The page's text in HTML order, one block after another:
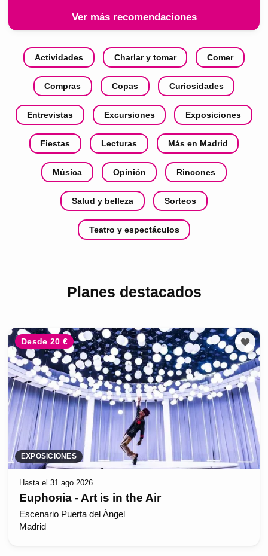
Ver más recomendaciones
Actividades Charlar y tomar Comer
Compras Copas Curiosidades
Entrevistas Excursiones Exposiciones
Fiestas Lecturas Más en Madrid
Música Opinión Rincones
Salud y belleza Sorteos
Teatro y espectáculos
Planes destacados
Desde 20 €
EXPOSICIONES
Hasta el 31 ago 2026
Euphoяia - Art is in the Air
Escenario Puerta del Ángel
Madrid